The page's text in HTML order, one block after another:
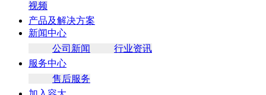
视频
产品及解决方案
新闻中心
公司新闻
行业资讯
服务中心
售后服务